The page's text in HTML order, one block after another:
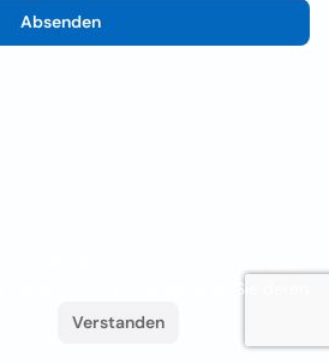
Absenden
weiterhin surfen, akzeptieren Sie deren
Verstanden